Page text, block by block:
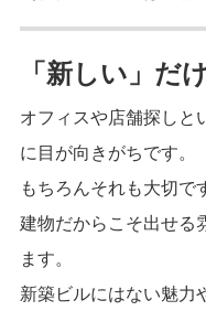
「新しい」だ
オフィスや店舗探しと
に目が向きがちです。
もちろんそれも大切で
建物だからこそ出せる
ます。
新築ビルにはない魅力